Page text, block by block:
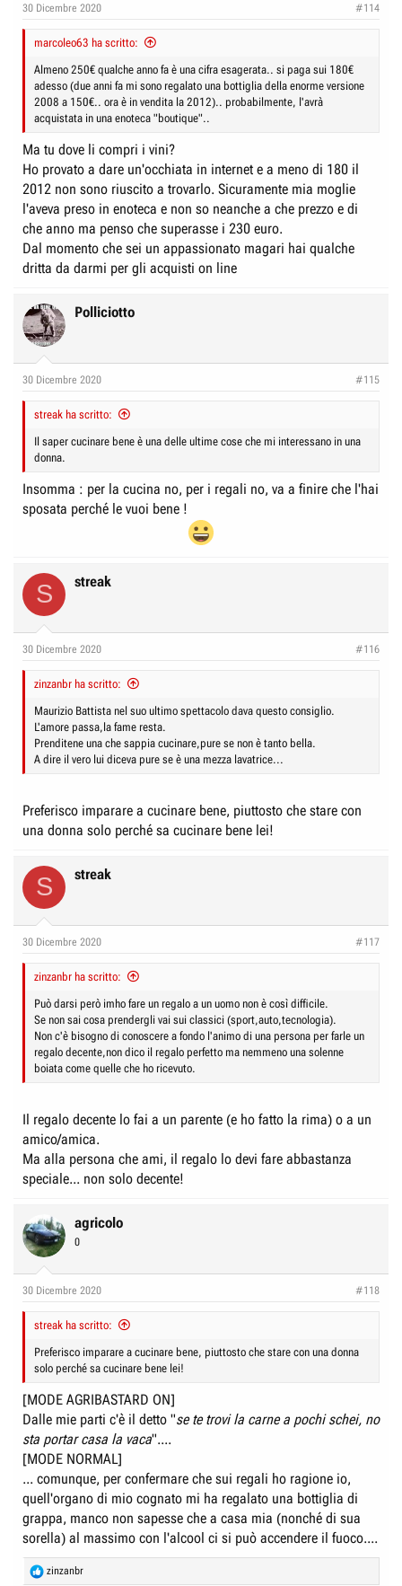
30 Dicembre 2020 #114
marcoleo63 ha scritto:
Almeno 250€ qualche anno fa è una cifra esagerata.. si paga sui 180€
adesso (due anni fa mi sono regalato una bottiglia della enorme versione
2008 a 150€.. ora è in vendita la 2012).. probabilmente, l'avrà
acquistata in una enoteca "boutique"..
Ma tu dove li compri i vini?
Ho provato a dare un'occhiata in internet e a meno di 180 il
2012 non sono riuscito a trovarlo. Sicuramente mia moglie
l'aveva preso in enoteca e non so neanche a che prezzo e di
che anno ma penso che superasse i 230 euro.
Dal momento che sei un appassionato magari hai qualche
dritta da darmi per gli acquisti on line
Polliciotto
30 Dicembre 2020 #115
streak ha scritto:
Il saper cucinare bene è una delle ultime cose che mi interessano in una
donna.
Insomma : per la cucina no, per i regali no, va a finire che l'hai
sposata perché le vuoi bene !
S streak
30 Dicembre 2020 #116
zinzanbr ha scritto:
Maurizio Battista nel suo ultimo spettacolo dava questo consiglio.
L'amore passa,la fame resta.
Prenditene una che sappia cucinare,pure se non è tanto bella.
A dire il vero lui diceva pure se è una mezza lavatrice...
Preferisco imparare a cucinare bene, piuttosto che stare con
una donna solo perché sa cucinare bene lei!
S streak
30 Dicembre 2020 #117
zinzanbr ha scritto:
Può darsi però imho fare un regalo a un uomo non è così difficile.
Se non sai cosa prendergli vai sui classici (sport,auto,tecnologia).
Non c'è bisogno di conoscere a fondo l'animo di una persona per farle un
regalo decente,non dico il regalo perfetto ma nemmeno una solenne
boiata come quelle che ho ricevuto.
Il regalo decente lo fai a un parente (e ho fatto la rima) o a un
amico/amica.
Ma alla persona che ami, il regalo lo devi fare abbastanza
speciale... non solo decente!
agricolo
0
30 Dicembre 2020 #118
streak ha scritto:
Preferisco imparare a cucinare bene, piuttosto che stare con una donna
solo perché sa cucinare bene lei!
[MODE AGRIBASTARD ON]
Dalle mie parti c'è il detto "se te trovi la carne a pochi schei, no
sta portar casa la vaca"....
[MODE NORMAL]
... comunque, per confermare che sui regali ho ragione io,
quell'organo di mio cognato mi ha regalato una bottiglia di
grappa, manco non sapesse che a casa mia (nonché di sua
sorella) al massimo con l'alcool ci si può accendere il fuoco....
R
zinzanbr